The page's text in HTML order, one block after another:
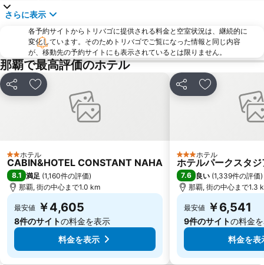
さらに表示
各予約サイトからトリバゴに提供される料金と空室状況は、継続的に
変化しています。そのためトリバゴでご覧になった情報と同じ内容
が、移動先の予約サイトにも表示されているとは限りません。
那覇で最高評価のホテル
シェア お気に入りに追加
2 ホテルのランク
ホテル
CABIN&HOTEL CONSTANT NAHA
8.1 満足 (1,160件の評価)
那覇, 街の中心まで1.0 km
最安値 ￥4,605
8件のサイトの料金を表示
料金を表示
シェア お気に入りに
3 ホテルのランク
ホテル
ホテルパークスタ
7.6 良い (1,339件の評価)
那覇, 街の中心まで1.3
最安値 ￥6,541
9件のサイトの料金
料金を表